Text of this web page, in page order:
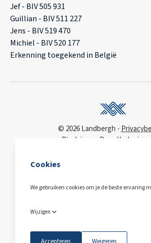
Jef - BIV 505 931
Guillian - BIV 511 227
Jens - BIV 519 470
Michiel - BIV 520 177
Erkenning toegekend in België
© 2026 Landbergh
Disclaimer
Deonthologie
toegankelijkheidsverklaring
BE0563.607.810